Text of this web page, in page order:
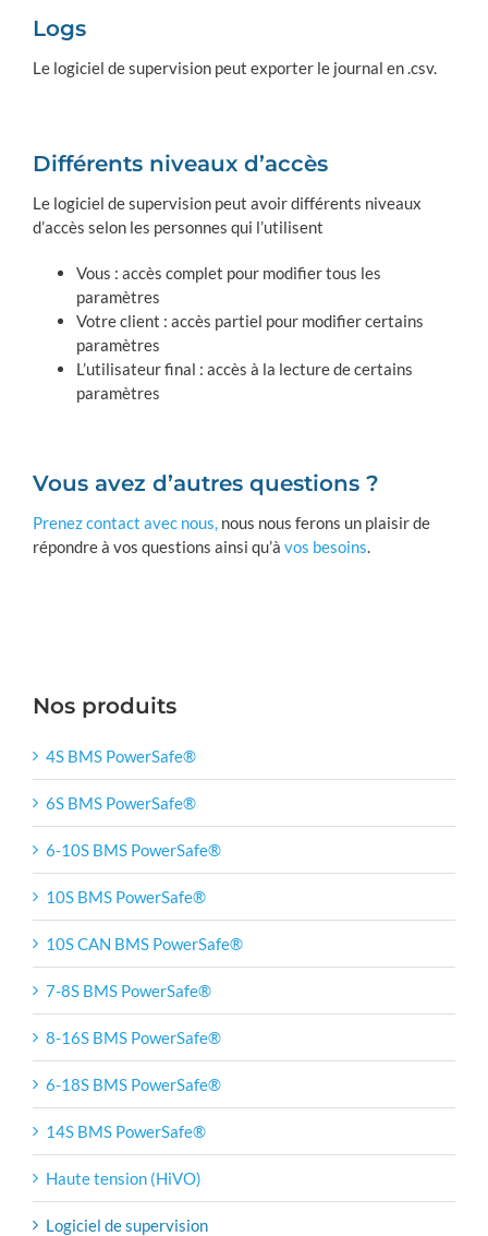
Logs
Le logiciel de supervision peut exporter le journal en .csv.
Différents niveaux d’accès
Le logiciel de supervision peut avoir différents niveaux
d’accès selon les personnes qui l’utilisent
Vous : accès complet pour modifier tous les
paramètres
Votre client : accès partiel pour modifier certains
paramètres
L’utilisateur final : accès à la lecture de certains
paramètres
Vous avez d’autres questions ?
Prenez contact avec nous, nous nous ferons un plaisir de
répondre à vos questions ainsi qu’à vos besoins.
Nos produits
4S BMS PowerSafe®
6S BMS PowerSafe®
6-10S BMS PowerSafe®
10S BMS PowerSafe®
10S CAN BMS PowerSafe®
7-8S BMS PowerSafe®
8-16S BMS PowerSafe®
6-18S BMS PowerSafe®
14S BMS PowerSafe®
Haute tension (HiVO)
Logiciel de supervision